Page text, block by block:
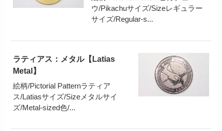
ウ/Pikachuサイズ/Sizeレギュラー
サイズ/Regular-s...
ラティアス：メタル【Latias
Metal】
絵柄/Pictorial Patternラティア
ス/Latiasサイズ/Sizeメタルサイ
ズ/Metal-sized色/...